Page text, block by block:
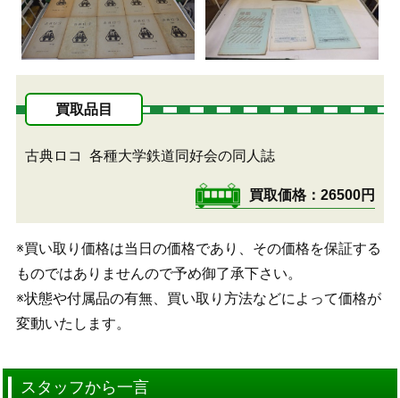
買取品目
古典ロコ 各種大学鉄道同好会の同人誌
買取価格 26500円
※買い取り価格は当日の価格であり、その価格を保証する
ものではありませんので予め御了承下さい。
※状態や付属品の有無、買い取り方法などによって価格が
変動いたします。
スタッフから一言